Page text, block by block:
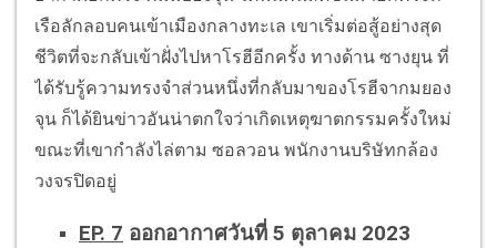
เรือลักลอบคนเข้าเมืองกลางทะเล เขาเริ่มต่อสู้อย่างสุด
ชีวิตที่จะกลับเข้าฝั่งไปหาโรฮีอีกครั้ง ทางด้าน ซางยุน ที่
ได้รับรู้ความทรงจำส่วนหนึ่งที่กลับมาของโรฮีจากมยอง
จุน ก็ได้ยินข่าวอันน่าตกใจว่าเกิดเหตุฆาตกรรมครั้งใหม่
ขณะที่เขากำลังไล่ตาม ซอลวอน พนักงานบริษัทกล้อง
วงจรปิดอยู่
EP. 7 ออกอากาศวันที่ 5 ตุลาคม 2023